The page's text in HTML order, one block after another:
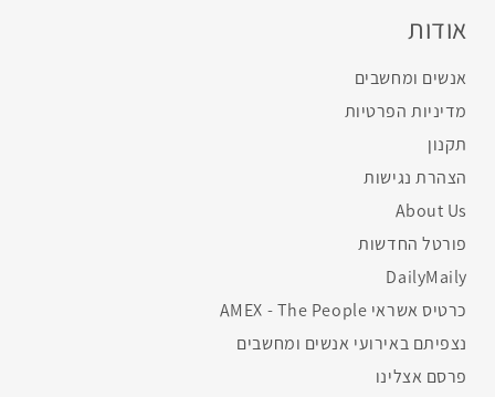
אודות
אנשים ומחשבים
מדיניות הפרטיות
תקנון
הצהרת נגישות
About Us
פורטל החדשות
DailyMaily
כרטיס אשראי AMEX - The People
נצפיתם באירועי אנשים ומחשבים
פרסם אצלינו